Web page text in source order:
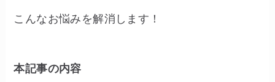
こんなお悩みを解消します！
本記事の内容